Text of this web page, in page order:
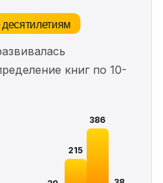
книг по 10-
215
386